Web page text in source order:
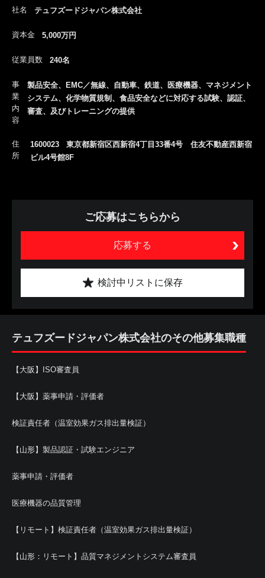
社名 テュフズードジャパン株式会社
資本金 5,000万円
従業員数 240名
事
業
内
容
製品安全、EMC／無線、自動車、鉄道、医療機器、マネジメント
システム、化学物質規制、食品安全などに対応する試験、認証、
審査、及びトレーニングの提供
住
所
1600023 東京都新宿区西新宿4丁目33番4号 住友不動産西新宿
ビル4号館8F
ご応募はこちらから
応募する
検討中リストに保存
テュフズードジャパン株式会社のその他募集職種
【大阪】ISO審査員
【大阪】薬事申請・評価者
検証責任者（温室効果ガス排出量検証）
【山形】製品認証・試験エンジニア
薬事申請・評価者
医療機器の品質管理
【リモート】検証責任者（温室効果ガス排出量検証）
【山形：リモート】品質マネジメントシステム審査員